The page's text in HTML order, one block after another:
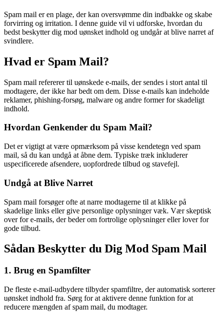
Spam mail er en plage, der kan oversvømme din indbakke og skabe
forvirring og irritation. I denne guide vil vi udforske, hvordan du
bedst beskytter dig mod uønsket indhold og undgår at blive narret af
svindlere.
Hvad er Spam Mail?
Spam mail refererer til uønskede e-mails, der sendes i stort antal til
modtagere, der ikke har bedt om dem. Disse e-mails kan indeholde
reklamer, phishing-forsøg, malware og andre former for skadeligt
indhold.
Hvordan Genkender du Spam Mail?
Det er vigtigt at være opmærksom på visse kendetegn ved spam
mail, så du kan undgå at åbne dem. Typiske træk inkluderer
uspecificerede afsendere, uopfordrede tilbud og stavefejl.
Undgå at Blive Narret
Spam mail forsøger ofte at narre modtagerne til at klikke på
skadelige links eller give personlige oplysninger væk. Vær skeptisk
over for e-mails, der beder om fortrolige oplysninger eller lover for
gode tilbud.
Sådan Beskytter du Dig Mod Spam Mail
1. Brug en Spamfilter
De fleste e-mail-udbydere tilbyder spamfiltre, der automatisk sorterer
uønsket indhold fra. Sørg for at aktivere denne funktion for at
reducere mængden af spam mail, du modtager.